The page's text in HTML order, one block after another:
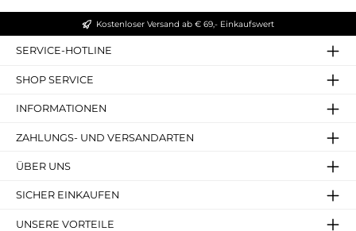
Kostenloser Versand ab € 69,- Einkaufswert
SERVICE-HOTLINE
SHOP SERVICE
INFORMATIONEN
ZAHLUNGS- UND VERSANDARTEN
ÜBER UNS
SICHER EINKAUFEN
UNSERE VORTEILE